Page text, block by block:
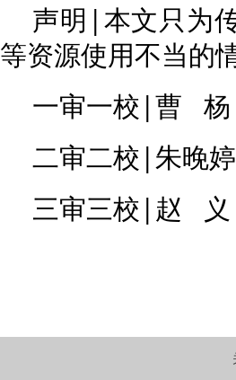
声明|本文只为
等资源使用不当的
一审一校|曹 杨
二审二校|朱晚婷
三审三校|赵 义